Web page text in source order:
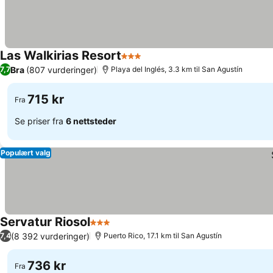
Las Walkirias Resort3 Stjerner
7,7Bra (807 vurderinger) Playa del Inglés, 3.3 km til San Agustín
Fra 715 kr
Se priser fra 6 nettsteder
Populært valg
Servatur Riosol3 Stjerner
7,4(8 392 vurderinger) Puerto Rico, 17.1 km til San Agustín
Fra 736 kr